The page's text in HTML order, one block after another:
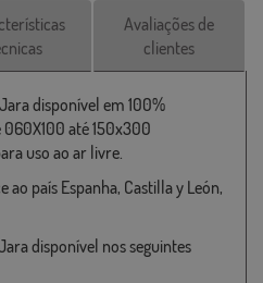
Avaliações de
clientes
disponível em 100%
até 150x300
uso ao ar livre.
país Espanha, Castilla y León,
disponível nos seguintes